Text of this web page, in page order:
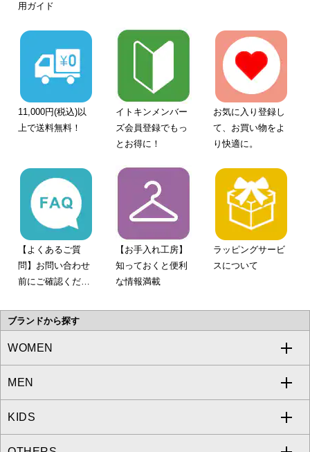
用ガイド
11,000円(税込)以
上で送料無料！
イトキンメンバー
ズ会員登録でもっ
とお得に！
お気に入り登録し
て、お買い物をよ
り快適に。
【よくあるご質
問】お問い合わせ
前にご確認くださ
【お手入れ工房】
知っておくと便利
な情報満載
ラッピングサービ
スについて
ブランドから探す
WOMEN
a.v.v
MICHEL KLEIN
MEN
a.v.v
KIDS